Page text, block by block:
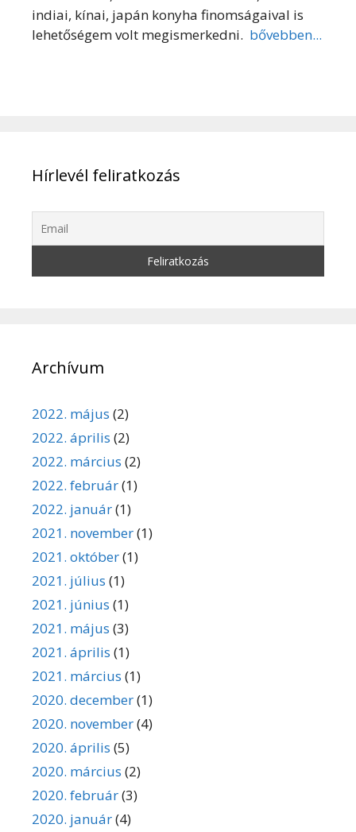
indiai, kínai, japán konyha finomságaival is
lehetőségem volt megismerkedni. bővebben...
Hírlevél feliratkozás
Archívum
2022. május (2)
2022. április (2)
2022. március (2)
2022. február(1)
2022. január(1)
2021. november(1)
2021. október(1)
2021. július (1)
2021. június (1)
2021. május (3)
2021. április (1)
2021. március (1)
2020. december(1)
2020. november(4)
2020. április (5)
2020. március (2)
2020. február(3)
2020. január(4)